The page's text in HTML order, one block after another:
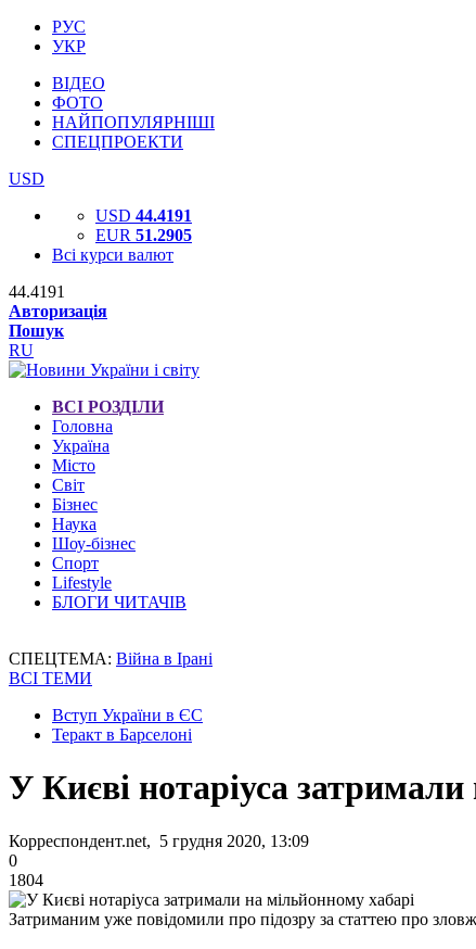
РУС
УКР
ВІДЕО
ФОТО
НАЙПОПУЛЯРНІШІ
СПЕЦПРОЕКТИ
USD
USD 44.4191
EUR 51.2905
Всі курси валют
44.4191
Авторизація
Пошук
RU
ВСІ РОЗДІЛИ
Головна
Україна
Місто
Світ
Бізнес
Наука
Шоу-бізнес
Спорт
Lifestyle
БЛОГИ ЧИТАЧІВ
СПЕЦТЕМА: Війна в Ірані
ВСІ ТЕМИ
Вступ України в ЄС
Теракт в Барселоні
У Києві нотаріуса
Корреспондент.net, 5 грудня 2020, 13:09
0
1804
Затриманим уже повідомили про підозру за статтею про